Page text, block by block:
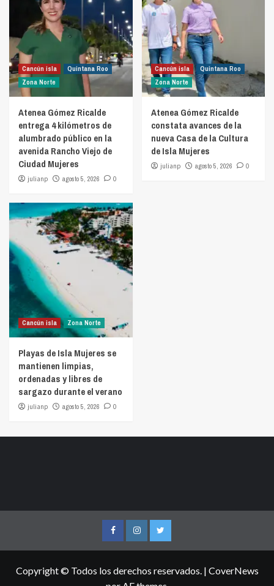
Cancún isla
Quintana Roo
Zona Norte
Atenea Gómez Ricalde
entrega 4 kilómetros de
alumbrado público en la
avenida Rancho Viejo de
Ciudad Mujeres
julianp agosto 5, 2026 0
Cancún isla
Quintana Roo
Zona Norte
Atenea Gómez Ricalde
constata avances de la
nueva Casa de la Cultura
de Isla Mujeres
julianp agosto 5, 2026 0
Cancún isla Zona Norte
Playas de Isla Mujeres se
mantienen limpias,
ordenadas y libres de
sargazo durante el verano
julianp agosto 5, 2026 0
FacebookInstagramTwitter
Copyright © Todos los derechos reservados. | CoverNews